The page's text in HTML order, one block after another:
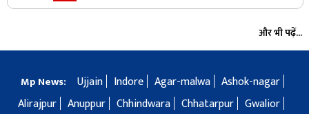
और भी पढ़ें...
Mp News: Ujjain Indore Agar-malwa Ashok-nagar
Alirajpur Anuppur Chhindwara Chhatarpur Gwalior